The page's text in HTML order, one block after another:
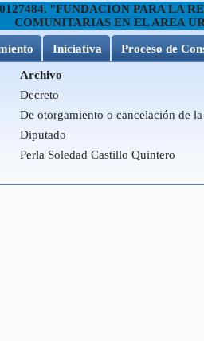
. "FUNDACION PARA LA
COMUNITARIAS EN EL AREA
Iniciativa Proceso de
Archivo
Decreto
De otorgamiento o cancelación de
Diputado
Perla Soledad Castillo Quintero